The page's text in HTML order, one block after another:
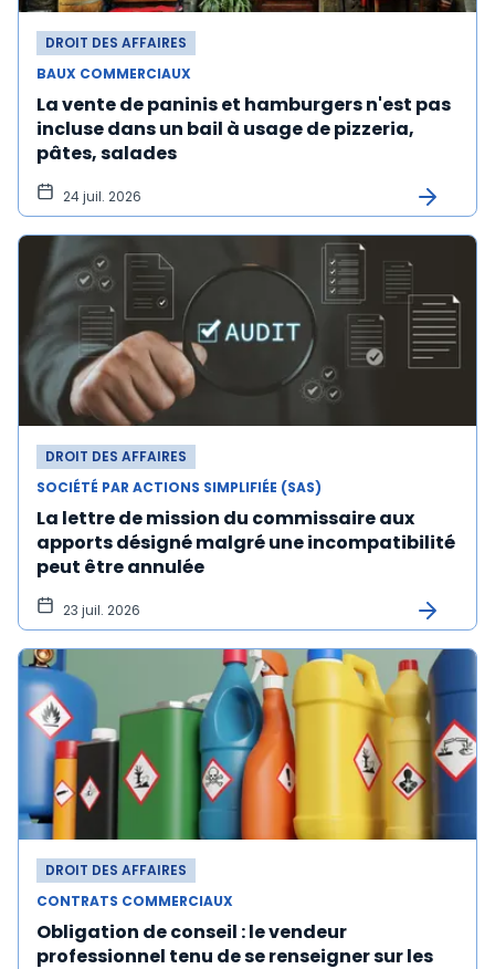
DROIT DES AFFAIRES
BAUX COMMERCIAUX
La vente de paninis et hamburgers n'est pas
incluse dans un bail à usage de pizzeria,
pâtes, salades
24 juil. 2026
DROIT DES AFFAIRES
SOCIÉTÉ PAR ACTIONS SIMPLIFIÉE (SAS)
La lettre de mission du commissaire aux
apports désigné malgré une incompatibilité
peut être annulée
23 juil. 2026
DROIT DES AFFAIRES
CONTRATS COMMERCIAUX
Obligation de conseil : le vendeur
professionnel tenu de se renseigner sur les